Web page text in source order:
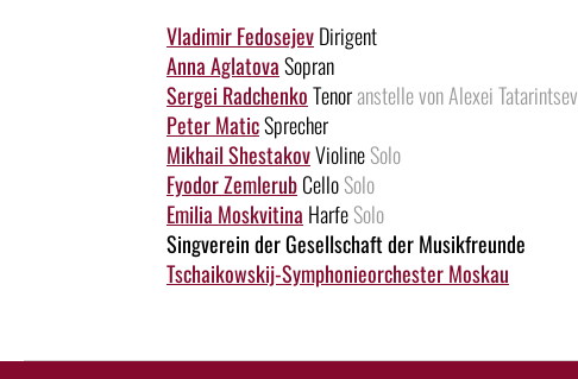
Vladimir FedosejevDirigent
Anna AglatovaSopran
Sergei RadchenkoTenoranstelle von Alexei Tatarintsev
Peter MaticSprecher
Mikhail ShestakovViolineSolo
Fyodor ZemlerubCelloSolo
Emilia Moskvitina HarfeSolo
Singverein der Gesellschaft der Musikfreunde
Tschaikowskij-Symphonieorchester Moskau